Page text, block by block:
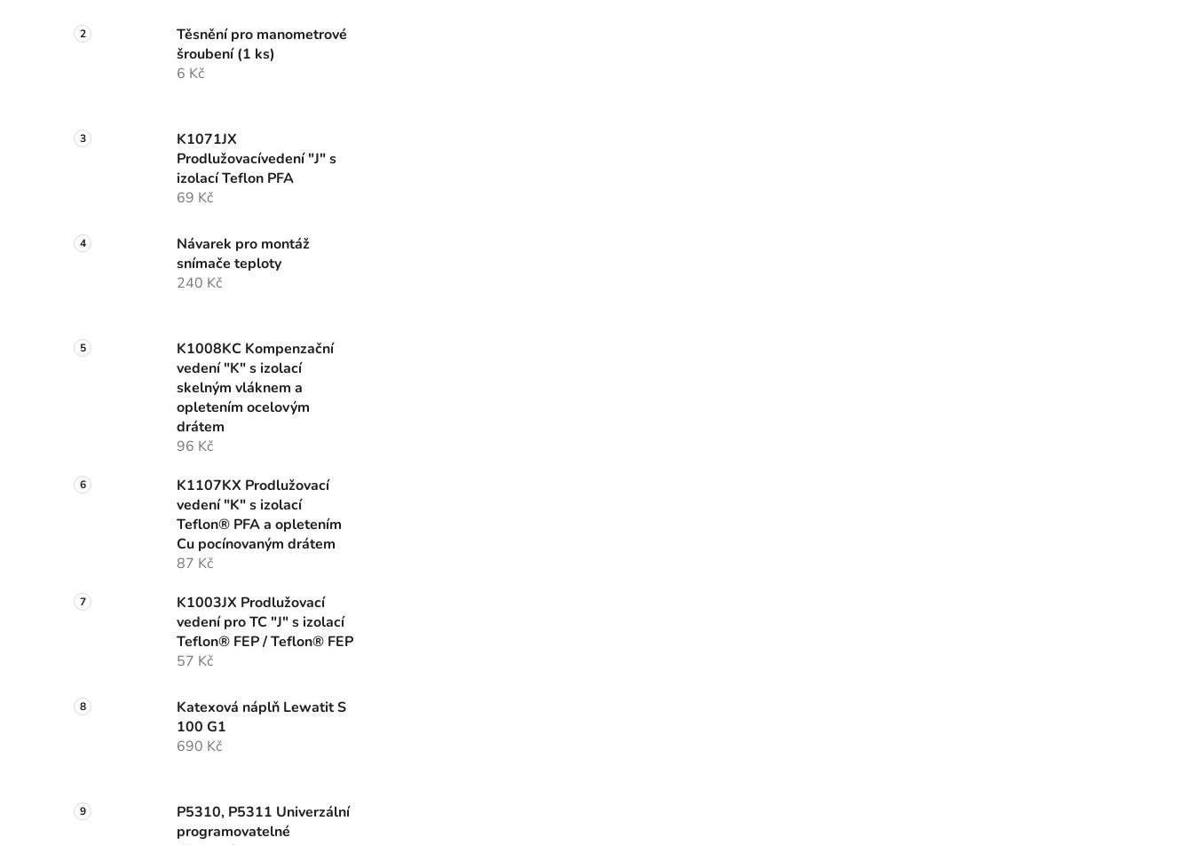
Těsnění pro manometrové
šroubení (1 ks)
6 Kč
K1071JX
Prodlužovacívedení "J" s
izolací Teflon PFA
69 Kč
Návarek pro montáž
snímače teploty
240 Kč
K1008KC Kompenzační
vedení "K" s izolací
skelným vláknem a
opletením ocelovým
drátem
96 Kč
K1107KX Prodlužovací
vedení "K" s izolací
Teflon® PFA a opletením
Cu pocínovaným drátem
87 Kč
K1003JX Prodlužovací
vedení pro TC "J" s izolací
Teflon® FEP / Teflon® FEP
57 Kč
Katexová náplň Lewatit S
100 G1
690 Kč
P5310, P5311 Univerzální
programovatelné